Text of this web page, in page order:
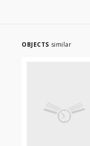
OBJECTS similar